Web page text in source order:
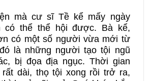
mà cư sĩ Tề kể mấy ngày
có thể thể hội được. Bà kể,
có một số người vừa mới từ
là những người tạo tội ngũ
bị đọa địa ngục. Thời gian
rất dài, thọ tội xong rồi trở ra,